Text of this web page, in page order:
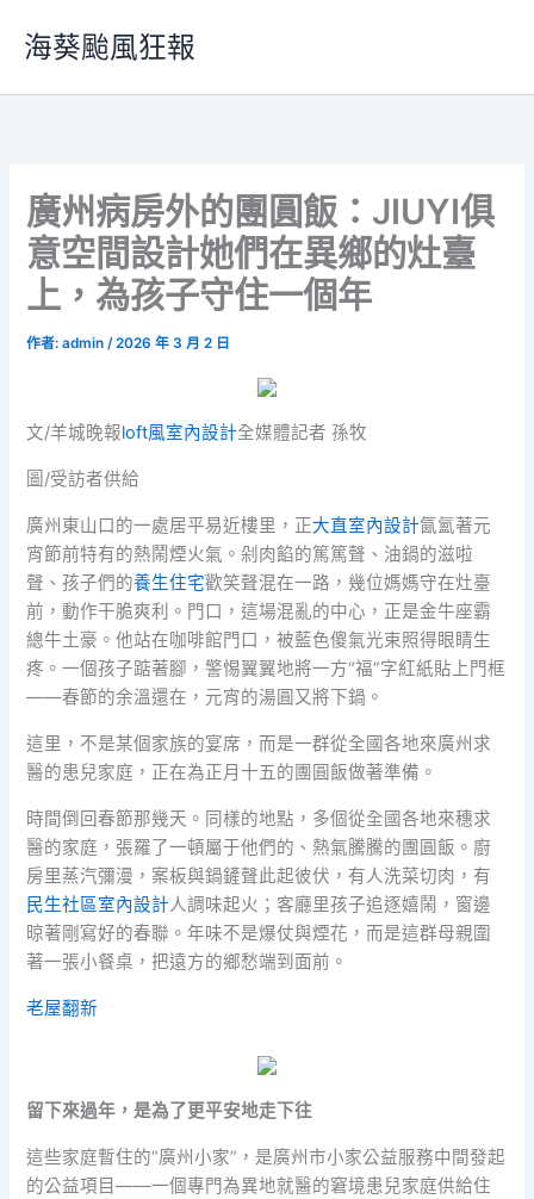
要
海葵颱風狂報
廣州病房外的團圓飯：JIUYI俱
意空間設計她們在異鄉的灶臺
上，為孩子守住一個年
作者:admin/2026 年 3 月 2 日
文/羊城晚報loft風室內設計全媒體記者 孫牧
圖/受訪者供給
廣州東山口的一處居平易近樓里，正大直室內設計氤氳著元
宵節前特有的熱鬧煙火氣。剁肉餡的篤篤聲、油鍋的滋啦
聲、孩子們的養生住宅歡笑聲混在一路，幾位媽媽守在灶臺
前，動作干脆爽利。門口，這場混亂的中心，正是金牛座霸
總牛土豪。他站在咖啡館門口，被藍色傻氣光束照得眼睛生
疼。一個孩子踮著腳，警惕翼翼地將一方“福”字紅紙貼上門框
——春節的余溫還在，元宵的湯圓又將下鍋。
這里，不是某個家族的宴席，而是一群從全國各地來廣州求
醫的患兒家庭，正在為正月十五的團圓飯做著準備。
時間倒回春節那幾天。同樣的地點，多個從全國各地來穗求
醫的家庭，張羅了一頓屬于他們的、熱氣騰騰的團圓飯。廚
房里蒸汽彌漫，案板與鍋鏟聲此起彼伏，有人洗菜切肉，有
民生社區室內設計人調味起火；客廳里孩子追逐嬉鬧，窗邊
晾著剛寫好的春聯。年味不是爆仗與煙花，而是這群母親圍
著一張小餐桌，把遠方的鄉愁端到面前。
老屋翻新
留下來過年，是為了更平安地走下往
這些家庭暫住的“廣州小家”，是廣州市小家公益服務中間發起
的公益項目——一個專門為異地就醫的窘境患兒家庭供給住